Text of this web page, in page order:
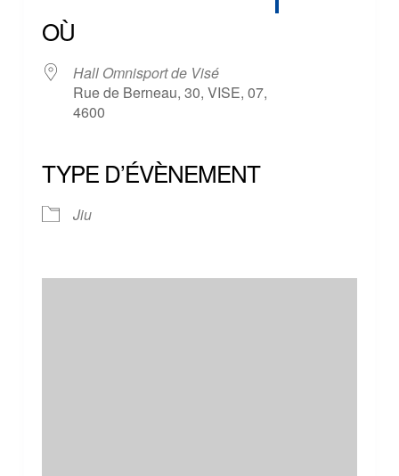
OÙ
Hall Omnisport de Visé
Rue de Berneau, 30, VISE, 07,
4600
TYPE D’ÉVÈNEMENT
Jiu